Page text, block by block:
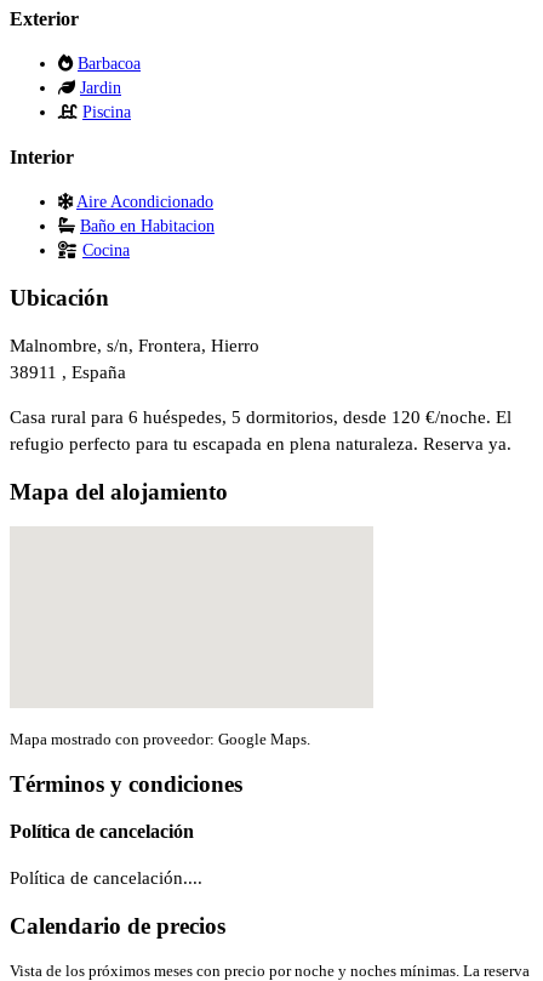
Exterior
Barbacoa
Jardin
Piscina
Interior
Aire Acondicionado
Baño en Habitacion
Cocina
Ubicación
Malnombre, s/n, Frontera, Hierro
38911 , España
Casa rural para 6 huéspedes, 5 dormitorios, desde 120 €/noche. El
refugio perfecto para tu escapada en plena naturaleza. Reserva ya.
Mapa del alojamiento
Mapa mostrado con proveedor: Google Maps.
Términos y condiciones
Política de cancelación
Política de cancelación....
Calendario de precios
Vista de los próximos meses con precio por noche y noches mínimas. La reserva